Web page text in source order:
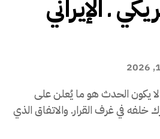
ـ الإيراني
يكون الحدث هو ما يُعلن على
خلفه في غرف القرار. والاتفاق الذي